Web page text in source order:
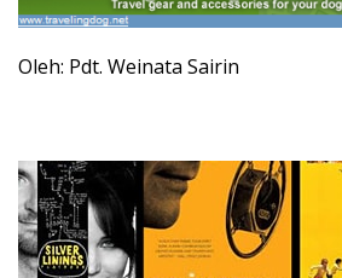
Oleh: Pdt. Weinata Sairin